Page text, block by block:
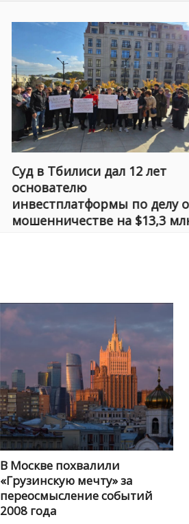
Суд в Тбилиси дал 12 лет
основателю
инвестплатформы по делу о
мошенничестве на $13,3
В Москве похвалили
«Грузинскую мечту» за
переосмысление событий
2008 года